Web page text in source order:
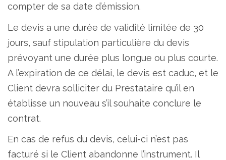
compter de sa date d’émission.
Le devis a une durée de validité limitée de 30
jours, sauf stipulation particulière du devis
prévoyant une durée plus longue ou plus courte.
A l’expiration de ce délai, le devis est caduc, et le
Client devra solliciter du Prestataire qu’il en
établisse un nouveau s’il souhaite conclure le
contrat.
En cas de refus du devis, celui-ci n’est pas
facturé si le Client abandonne l’instrument. Il